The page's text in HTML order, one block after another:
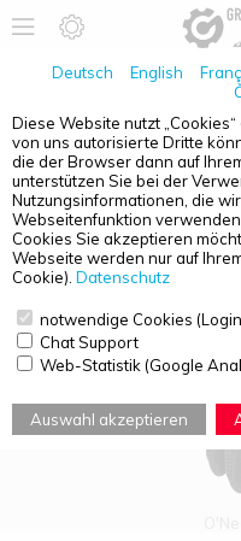
Deutsch English
Diese Website nutzt
von uns autorisierte Dritte
die der Browser dann auf
unterstützen Sie bei der
Nutzungsinformationen, die
Webseitenfunktion
Cookies Sie akzeptieren
Webseite werden nur auf
Cookie). Datenschutz
notwendige Cookies
Chat Support
Web-Statistik (Google
Auswahl akzeptieren
PRODUKTÜBERSICHT -